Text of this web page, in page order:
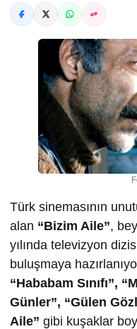
Türk sinemasının
alan “Bizim Aile”,
yılında televizyon
buluşmaya
“Hababam Sınıfı”,
Günler”, “Gülen
Aile” gibi kuşaklar